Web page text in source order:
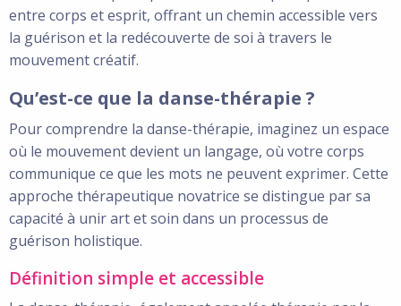
entre corps et esprit, offrant un chemin accessible vers
la guérison et la redécouverte de soi à travers le
mouvement créatif.
Qu’est-ce que la danse-thérapie ?
Pour comprendre la danse-thérapie, imaginez un espace
où le mouvement devient un langage, où votre corps
communique ce que les mots ne peuvent exprimer. Cette
approche thérapeutique novatrice se distingue par sa
capacité à unir art et soin dans un processus de
guérison holistique.
Définition simple et accessible